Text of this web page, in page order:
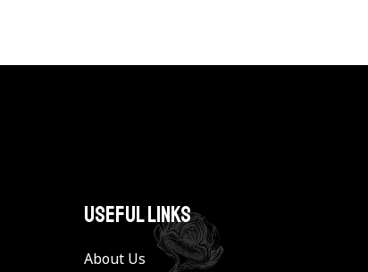
Useful Links
About Us